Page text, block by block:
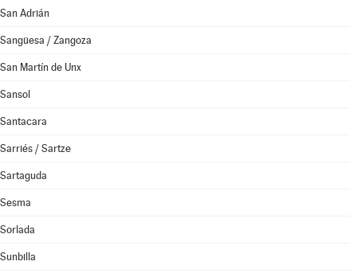
San Adrián
Sangüesa / Zangoza
San Martín de Unx
Sansol
Santacara
Sarriés / Sartze
Sartaguda
Sesma
Sorlada
Sunbilla